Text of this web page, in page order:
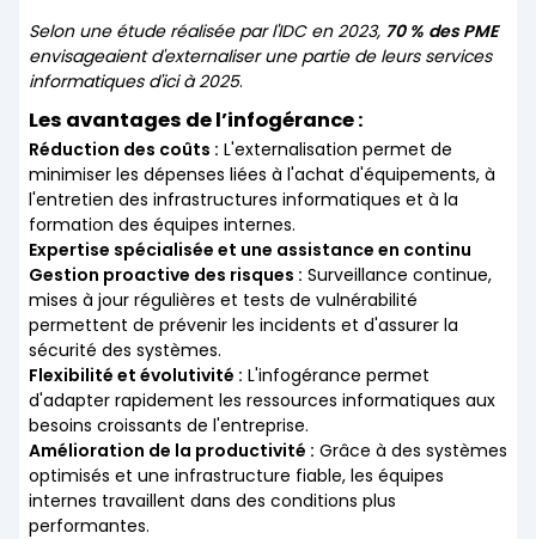
Selon une étude réalisée par l'IDC en 2023, 70 % des PME
envisageaient d'externaliser une partie de leurs services
informatiques d'ici à 2025.
Les avantages de l’infogérance :
Réduction des coûts : L'externalisation permet de
minimiser les dépenses liées à l'achat d'équipements, à
l'entretien des infrastructures informatiques et à la
formation des équipes internes.
Expertise spécialisée et une assistance en continu
Gestion proactive des risques : Surveillance continue,
mises à jour régulières et tests de vulnérabilité
permettent de prévenir les incidents et d'assurer la
sécurité des systèmes.
Flexibilité et évolutivité : L'infogérance permet
d'adapter rapidement les ressources informatiques aux
besoins croissants de l'entreprise.
Amélioration de la productivité : Grâce à des systèmes
optimisés et une infrastructure fiable, les équipes
internes travaillent dans des conditions plus
performantes.